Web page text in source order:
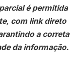
é permitida
com link direto
a correta
da informação.